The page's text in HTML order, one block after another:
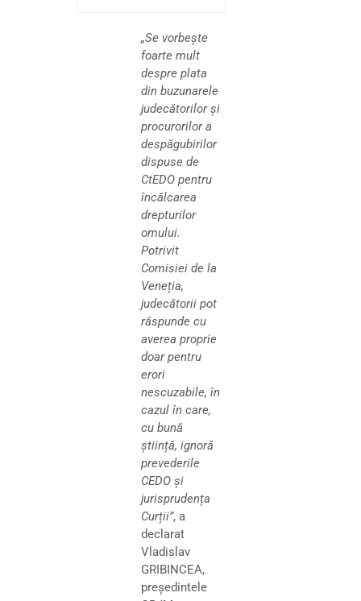
„Se vorbește
foarte mult
despre plata
din buzunarele
judecătorilor și
procurorilor a
despăgubirilor
dispuse de
CtEDO pentru
încălcarea
drepturilor
omului.
Potrivit
Comisiei de la
Veneția,
judecătorii pot
răspunde cu
averea proprie
doar pentru
erori
nescuzabile, în
cazul în care,
cu bună
știință, ignoră
prevederile
CEDO și
jurisprudența
Curții”, a
declarat
Vladislav
GRIBINCEA,
președintele